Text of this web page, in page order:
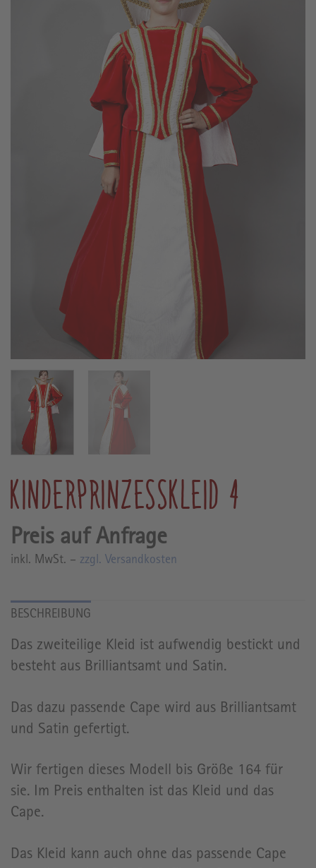
KINDERPRINZESSKLEID 4
inkl. MwSt. – zzgl. Versandkosten
Das zweiteilige Kleid ist aufwendig bestickt und
besteht aus Brilliantsamt und Satin.
Das dazu passende Cape wird aus Brilliantsamt
und Satin gefertigt.
Wir fertigen dieses Modell bis Größe 164 für
sie. Im Preis enthalten ist das Kleid und das
Cape.
Das Kleid kann auch ohne das passende Cape